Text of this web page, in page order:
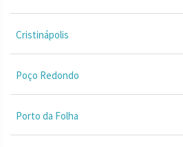
Cristinápolis
Poço Redondo
Porto da Folha